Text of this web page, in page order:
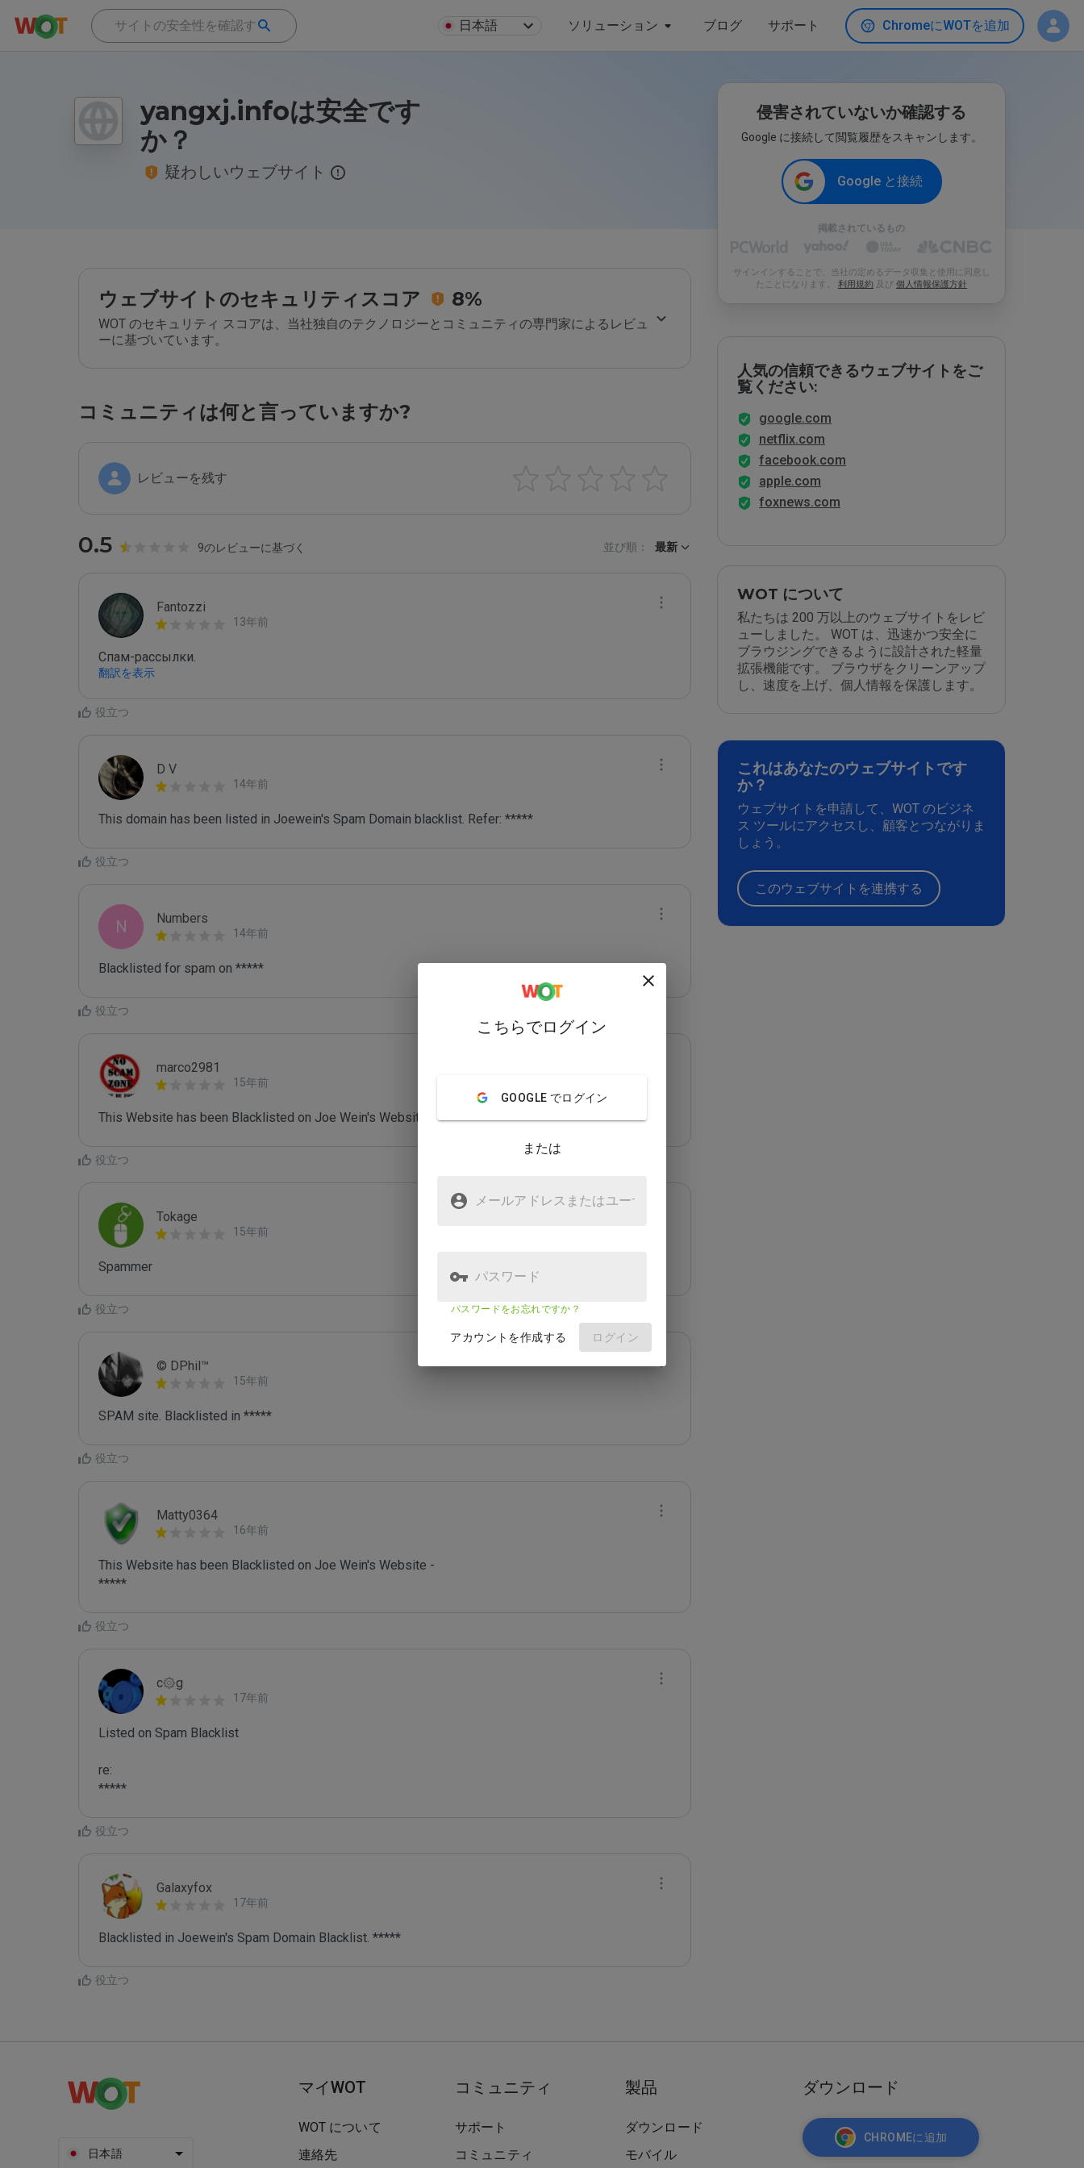
日本語 ソリューション ブログ サポート ChromeにWOTを追加
yangxj.infoは安全です
か？
疑わしいウェブサイト
ウェブサイトのセキュリティスコア 8%
WOT のセキュリティ スコアは、当社独自のテクノロジーとコミュニティの専門家によるレビュ
ーに基づいています。
コミュニティは何と言っていますか?
レビューを残す
0.5 9のレビューに基づく 並び順： 最新
Fantozzi
13年前
Спам-рассылки.
翻訳を表示
役立つ
D V
14年前
This domain has been listed in Joewein's Spam Domain blacklist. Refer: *****
役立つ
N Numbers
14年前
Blacklisted for spam on *****
役立つ
marco2981
15年前
This Website has been Blacklisted on Joe Wein's Website - *****
役立つ
Tokage
15年前
Spammer
役立つ
© DPhil™
15年前
SPAM site. Blacklisted in *****
役立つ
Matty0364
16年前
This Website has been Blacklisted on Joe Wein's Website -
役立つ
c۞g
17年前
Listed on Spam Blacklist
re:
*****
役立つ
Galaxyfox
17年前
Blacklisted in Joewein's Spam Domain Blacklist. *****
役立つ
侵害されていないか確認する
Google に接続して閲覧履歴をスキャンします。
Google と接続
掲載されているもの
サインインすることで、当社の定めるデータ収集と使用に同意し
たことになります。 利用規約 及び 個人情報保護方針
人気の信頼できるウェブサイトをご
覧ください:
google.com
netflix.com
facebook.com
apple.com
foxnews.com
WOT について
私たちは 200 万以上のウェブサイトをレビ
ューしました。 WOT は、迅速かつ安全に
ブラウジングできるように設計された軽量
拡張機能です。 ブラウザをクリーンアップ
し、速度を上げ、個人情報を保護します。
これはあなたのウェブサイトです
か？
ウェブサイトを申請して、WOT のビジネ
ス ツールにアクセスし、顧客とつながりま
しょう。
このウェブサイトを連携する
日本語
マイWOT
WOT について
連絡先
コミュニティ
サポート
コミュニティ
製品
ダウンロード
モバイル
ダウンロード
CHROMEに追加
こちらでログイン
GOOGLE でログイン
または
メールアドレスまたはユーザ
名
パスワード
パスワードをお忘れですか？
アカウントを作成する ログイン